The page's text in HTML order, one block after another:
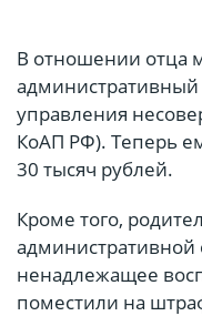
В отношении отца
административный
управления
КоАП РФ). Теперь
30 тысяч рублей.
Кроме того,
административной
ненадлежащее
поместили на